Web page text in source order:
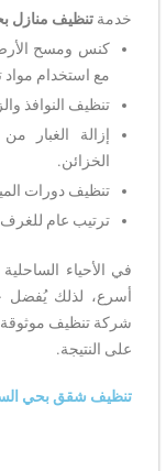
خدمةتنظيف منازل
كنس ومسح
مع استخدام
تنظيف النوافذ
إزالة الغبار
الخزائن.
تنظيف دورات
ترتيب عام للغرف
في الأحياء
أسرع، لذلك يُفضل
شركة تنظيف
على النتيجة.
تنظيف شقق بحي